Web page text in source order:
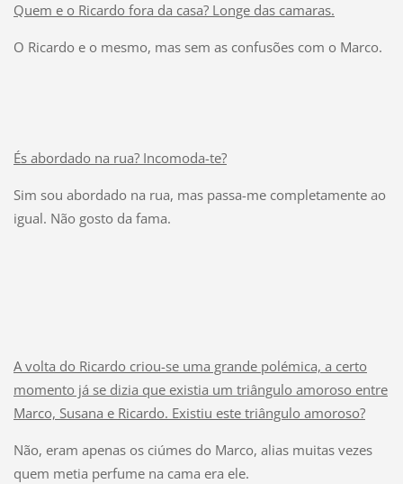
Quem e o Ricardo fora da casa? Longe das camaras.
O Ricardo e o mesmo, mas sem as confusões com o Marco.
És abordado na rua? Incomoda-te?
Sim sou abordado na rua, mas passa-me completamente ao
igual. Não gosto da fama.
A volta do Ricardo criou-se uma grande polémica, a certo
momento já se dizia que existia um triângulo amoroso entre
Marco, Susana e Ricardo. Existiu este triângulo amoroso?
Não, eram apenas os ciúmes do Marco, alias muitas vezes
quem metia perfume na cama era ele.